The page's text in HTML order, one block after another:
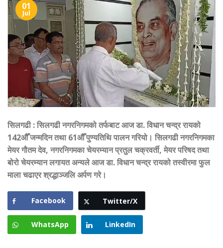
01
Jul
सिलगढी:सिलगढी नगरनिगमको तर्फबाट आज डा. विधान चन्द्र रायको
142औँ जन्मदिन तथा 61औँ पुण्यतिथि पालन गरियो। सिलगढी नगरनिगमका
मेयर गौतम देव, नगरनिगमका चेयरम्यान प्रतुल चक्रवर्ती, मेयर परिषद तथा
बोरो चेयरम्यान लगायत अन्यले आज डा. विधान चन्द्र रायको तस्वीरमा फुल
माला चढाएर श्रद्धाञ्जलि अर्पण गरे।
Facebook Twitter/X
WhatsApp LinkedIn